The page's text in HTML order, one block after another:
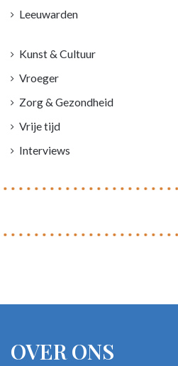
Leeuwarden
Kunst & Cultuur
Vroeger
Zorg & Gezondheid
Vrije tijd
Interviews
OVER ONS